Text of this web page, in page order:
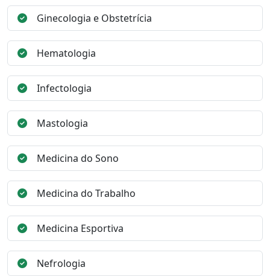
Ginecologia e Obstetrícia
Hematologia
Infectologia
Mastologia
Medicina do Sono
Medicina do Trabalho
Medicina Esportiva
Nefrologia